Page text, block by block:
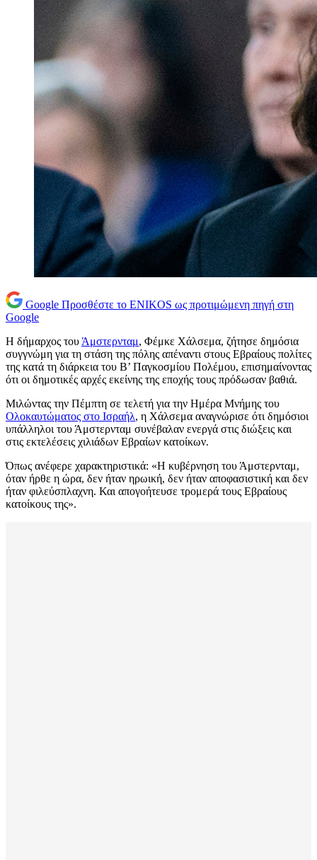
Google Προσθέστε το ENIKOS ως προτιμώμενη πηγή στη
Google
Η δήμαρχος του Άμστερνταμ, Φέμκε Χάλσεμα, ζήτησε δημόσια
συγγνώμη για τη στάση της πόλης απέναντι στους Εβραίους πολίτες
της κατά τη διάρκεια του Β’ Παγκοσμίου Πολέμου, επισημαίνοντας
ότι οι δημοτικές αρχές εκείνης της εποχής τους πρόδωσαν βαθιά.
Μιλώντας την Πέμπτη σε τελετή για την Ημέρα Μνήμης του
Ολοκαυτώματος στο Ισραήλ, η Χάλσεμα αναγνώρισε ότι δημόσιοι
υπάλληλοι του Άμστερνταμ συνέβαλαν ενεργά στις διώξεις και
στις εκτελέσεις χιλιάδων Εβραίων κατοίκων.
Όπως ανέφερε χαρακτηριστικά: «Η κυβέρνηση του Άμστερνταμ,
όταν ήρθε η ώρα, δεν ήταν ηρωική, δεν ήταν αποφασιστική και δεν
ήταν φιλεύσπλαχνη. Και απογοήτευσε τρομερά τους Εβραίους
κατοίκους της».